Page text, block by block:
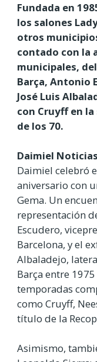
Fundada en
los salones
otros
contado con la
municipales,
Barça, Antonio
José Luis
con Cruyff en
de los 70.
Daimiel
Daimiel celebró
aniversario con
Gema. Un
representación
Escudero,
Barcelona, y el
Albaladejo,
Barça entre
temporadas
como Cruyff,
título de la
Asimismo,